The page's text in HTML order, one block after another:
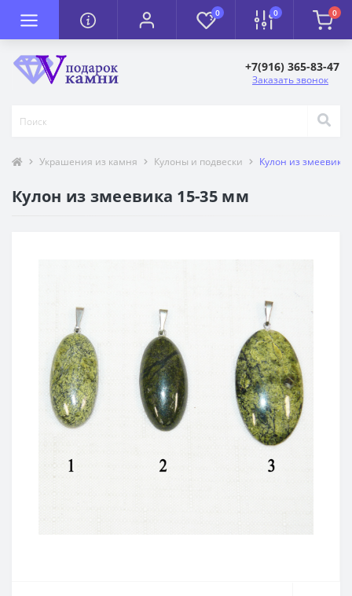
0 0 0
+7(916) 365-83-47
Заказать звонок
Украшения из камня Кулоны и подвески Кулон из змеевика
Кулон из змеевика 15-35 мм